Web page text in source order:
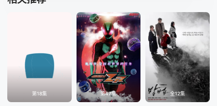
第18集 第47集 全12集